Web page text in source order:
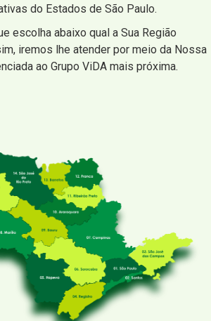
do Estados de São Paulo.
escolha abaixo qual a Sua Região
iremos lhe atender por meio da Nossa
ao Grupo ViDA mais próxima.